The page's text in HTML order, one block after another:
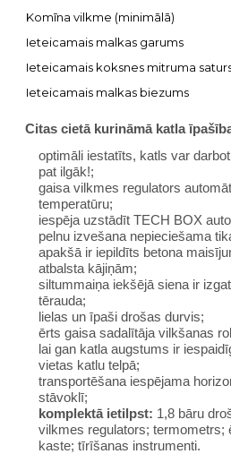
Komīna vilkme (minimālā)
Ieteicamais malkas garums
Ieteicamais koksnes mitruma
Ieteicamais malkas biezums
Citas cietā kurināmā katla
optimāli iestatīts, katls var
pat ilgāk!;
gaisa vilkmes regulators
temperatūru;
iespēja uzstādīt TECH BOX
pelnu izvešana nepieciešama
apakšā ir iepildīts betona
atbalsta kājiņām;
siltummaiņa iekšējā siena ir
tērauda;
lielas un īpaši drošas durvis;
ērts gaisa sadalītāja vilkšanas
lai gan katla augstums ir
vietas katlu telpā;
transportēšana iespējama
stāvoklī;
komplektā ietilpst: 1,8 bāru
vilkmes regulators; termometrs;
kaste; tīrīšanas instrumenti.